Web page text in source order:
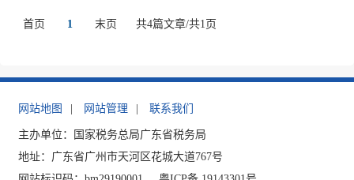
首页 1 末页 共4篇文章/共1页
网站地图 网站管理 联系我们
主办单位：国家税务总局广东省税务局
地址：广东省广州市天河区花城大道767号